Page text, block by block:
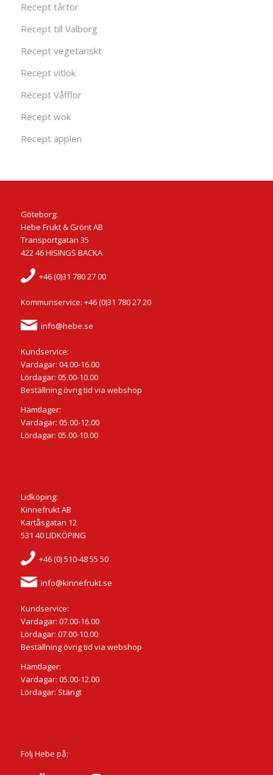
Recept tårtor
Recept till Valborg
Recept vegetariskt
Recept vitlök
Recept Våfflor
Recept wok
Recept äpplen
Göteborg:
Hebe Frukt & Grönt AB
Transportgatan 35
422 46 HISINGS BACKA
+46 (0)31 780 27 00
Kommunservice: +46 (0)31 780 27 20
info@hebe.se
Kundservice:
Vardagar: 04.00-16.00
Lördagar: 05.00-10.00
Beställning övrig tid via webshop
Hämtlager:
Vardagar: 05.00-12.00
Lördagar: 05.00-10.00
Lidköping:
Kinnefrukt AB
Kartåsgatan 12
531 40 LIDKÖPING
+46 (0) 510-48 55 50
info@kinnefrukt.se
Kundservice:
Vardagar: 07.00-16.00
Lördagar: 07.00-10.00
Beställning övrig tid via webshop
Hämtlager:
Vardagar: 05.00-12.00
Lördagar: Stängt
Följ Hebe på: